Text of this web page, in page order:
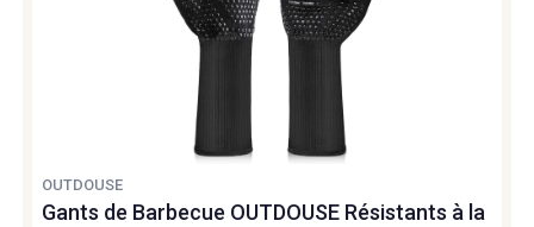
OUTDOUSE
Gants de Barbecue OUTDOUSE Résistants à la